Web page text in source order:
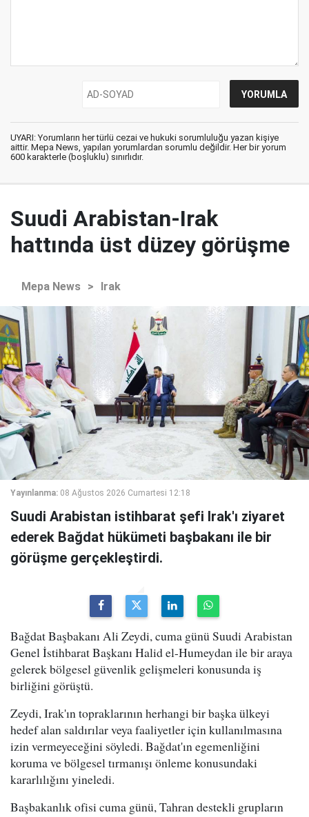
UYARI: Yorumların her türlü cezai ve hukuki sorumluluğu yazan kişiye
aittir. Mepa News, yapılan yorumlardan sorumlu değildir. Her bir yorum
600 karakterle (boşluklu) sınırlıdır.
Suudi Arabistan-Irak
hattında üst düzey görüşme
Mepa News > Irak
Yayınlanma: 08 Ağustos 2026 Cumartesi 12:18
Suudi Arabistan istihbarat şefi Irak'ı ziyaret
ederek Bağdat hükümeti başbakanı ile bir
görüşme gerçekleştirdi.
Bağdat Başbakanı Ali Zeydi, cuma günü Suudi Arabistan
Genel İstihbarat Başkanı Halid el-Humeydan ile bir araya
gelerek bölgesel güvenlik gelişmeleri konusunda iş
birliğini görüştü.
Zeydi, Irak'ın topraklarının herhangi bir başka ülkeyi
hedef alan saldırılar veya faaliyetler için kullanılmasına
izin vermeyeceğini söyledi. Bağdat'ın egemenliğini
koruma ve bölgesel tırmanışı önleme konusundaki
kararlılığını yineledi.
Başbakanlık ofisi cuma günü, Tahran destekli grupların